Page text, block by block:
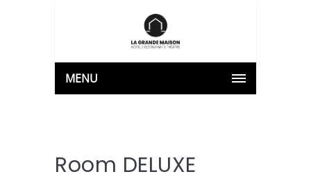
MENU
Room DELUXE